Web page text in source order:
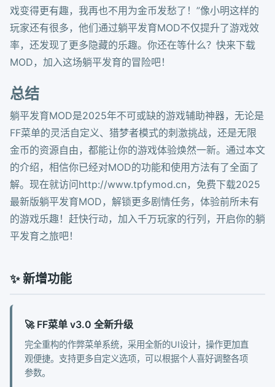
戏变得更有趣，我再也不用为金币发愁了！”像小明这样的
玩家还有很多，他们通过躺平发育MOD不仅提升了游戏效
率，还发现了更多隐藏的乐趣。你还在等什么？快来下载
MOD，加入这场躺平发育的冒险吧！
总结
躺平发育MOD是2025年不可或缺的游戏辅助神器，无论是
FF菜单的灵活自定义、猎梦者模式的刺激挑战，还是无限
金币的资源自由，都能让你的游戏体验焕然一新。通过本文
的介绍，相信你已经对MOD的功能和使用方法有了全面了
解。现在就访问http://www.tpfymod.cn，免费下载2025
最新版躺平发育MOD，解锁更多剧情任务，体验前所未有
的游戏乐趣！赶快行动，加入千万玩家的行列，开启你的躺
平发育之旅吧！
✨ 新增功能
🚀 FF菜单 v3.0 全新升级
完全重构的作弊菜单系统，采用全新的UI设计，操作更加直
观便捷。支持更多自定义选项，可以根据个人喜好调整各项
参数。